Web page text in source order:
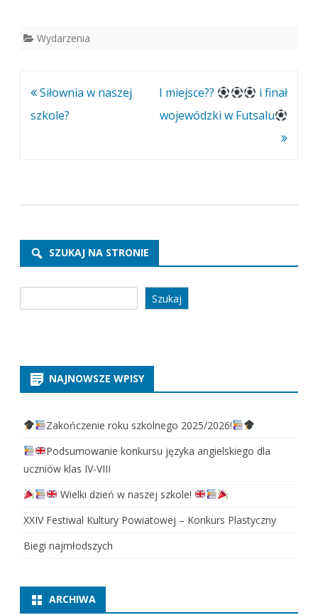
Wydarzenia
Nawigacja
wpisu
Siłownia w naszej
szkole?
I miejsce??
i finał
wojewódzki w Futsalu
SZUKAJ NA STRONIE
Szukaj
NAJNOWSZE WPISY
Zakończenie roku szkolnego 2025/2026!
Podsumowanie konkursu języka angielskiego dla
uczniów klas IV-VIII
Wielki dzień w naszej szkole!
XXIV Festiwal Kultury Powiatowej – Konkurs Plastyczny
Biegi najmłodszych
ARCHIWA